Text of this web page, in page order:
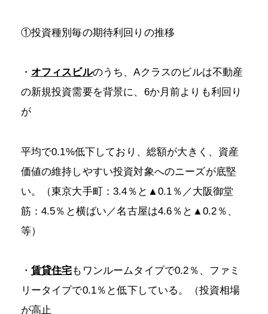
①投資種別毎の期待利回りの推移
・ オフィスビルのうち、Aクラスのビルは不動産
の新規投資需要を背景に、6か月前よりも利回り
が
平均で0.1%低下しており、総額が大きく、資産
価値の維持しやすい投資対象へのニーズが底堅
い。（東京大手町：3.4％と▲0.1％／大阪御堂
筋：4.5％と横ばい／名古屋は4.6％と▲0.2％、
等）
・ 賃貸住宅もワンルームタイプで0.2％、ファミ
リータイプで0.1％と低下している。（投資相場
が高止